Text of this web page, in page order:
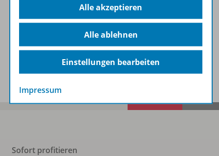
Spar-Pakete
Sofort profitieren
Alle akzeptieren
Alle ablehnen
Einstellungen bearbeiten
Impressum